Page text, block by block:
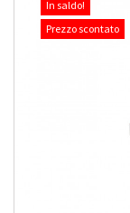
In saldo!
Prezzo scontato